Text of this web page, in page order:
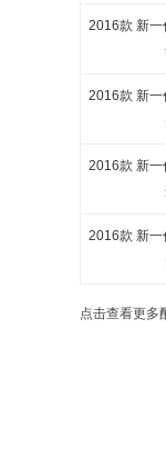
2016款 新一
2016款 新一
2016款 新一
2016款 新一
点击查看更多